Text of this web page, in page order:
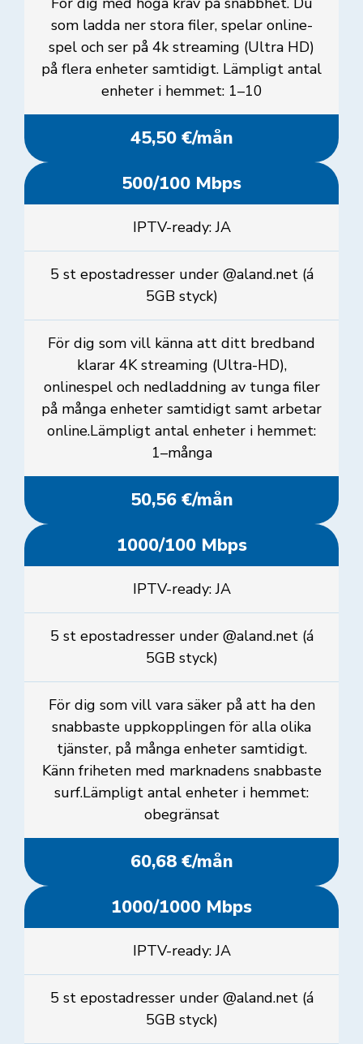
som ladda ner stora filer, spelar online-
spel och ser på 4k streaming (Ultra HD)
på flera enheter samtidigt. Lämpligt antal
enheter i hemmet: 1–10
45,50 €/mån
500/100 Mbps
IPTV-ready: JA
5 st epostadresser under @aland.net (á
5GB styck)
För dig som vill känna att ditt bredband
klarar 4K streaming (Ultra-HD),
onlinespel och nedladdning av tunga filer
på många enheter samtidigt samt arbetar
online.Lämpligt antal enheter i hemmet:
1–många
50,56 €/mån
1000/100 Mbps
IPTV-ready: JA
5 st epostadresser under @aland.net (á
5GB styck)
För dig som vill vara säker på att ha den
snabbaste uppkopplingen för alla olika
tjänster, på många enheter samtidigt.
Känn friheten med marknadens snabbaste
surf.Lämpligt antal enheter i hemmet:
obegränsat
60,68 €/mån
1000/1000 Mbps
IPTV-ready: JA
5 st epostadresser under @aland.net (á
5GB styck)